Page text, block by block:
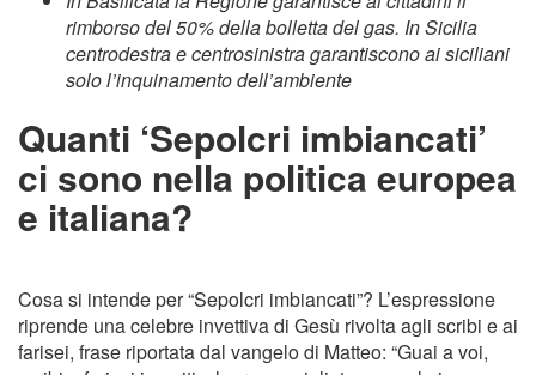
rimborso del 50% della bolletta del gas. In Sicilia
centrodestra e centrosinistra garantiscono ai siciliani
solo l’inquinamento dell’ambiente
Quanti ‘Sepolcri imbiancati’
ci sono nella politica europea
e italiana?
Cosa si intende per “Sepolcri imbiancati”? L’espressione
riprende una celebre invettiva di Gesù rivolta agli scribi e ai
farisei, frase riportata dal vangelo di Matteo: “Guai a voi,